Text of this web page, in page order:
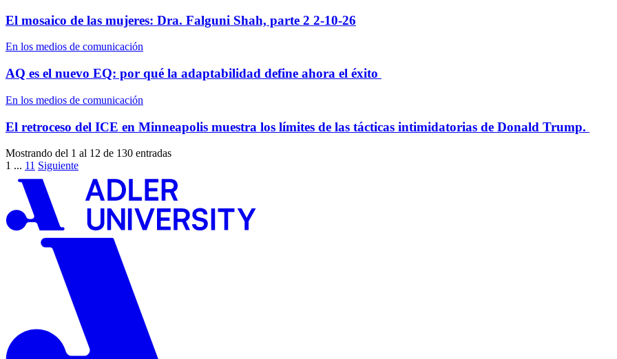
El mosaico de las mujeres: Dra. Falguni Shah, parte 2 2-10-26
En los medios de comunicación
AQ es el nuevo EQ: por qué la adaptabilidad define ahora el éxito
En los medios de comunicación
El retroceso del ICE en Minneapolis muestra los límites de las tácticas intimidatorias de Donald Trump.
Mostrando del 1 al 12 de 130 entradas
1 ... 11 Siguiente